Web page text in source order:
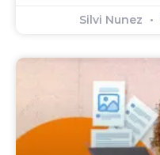
Silvi Nunez